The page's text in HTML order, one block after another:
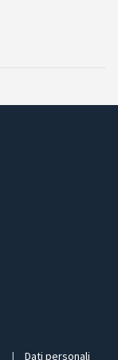
| Dati personali